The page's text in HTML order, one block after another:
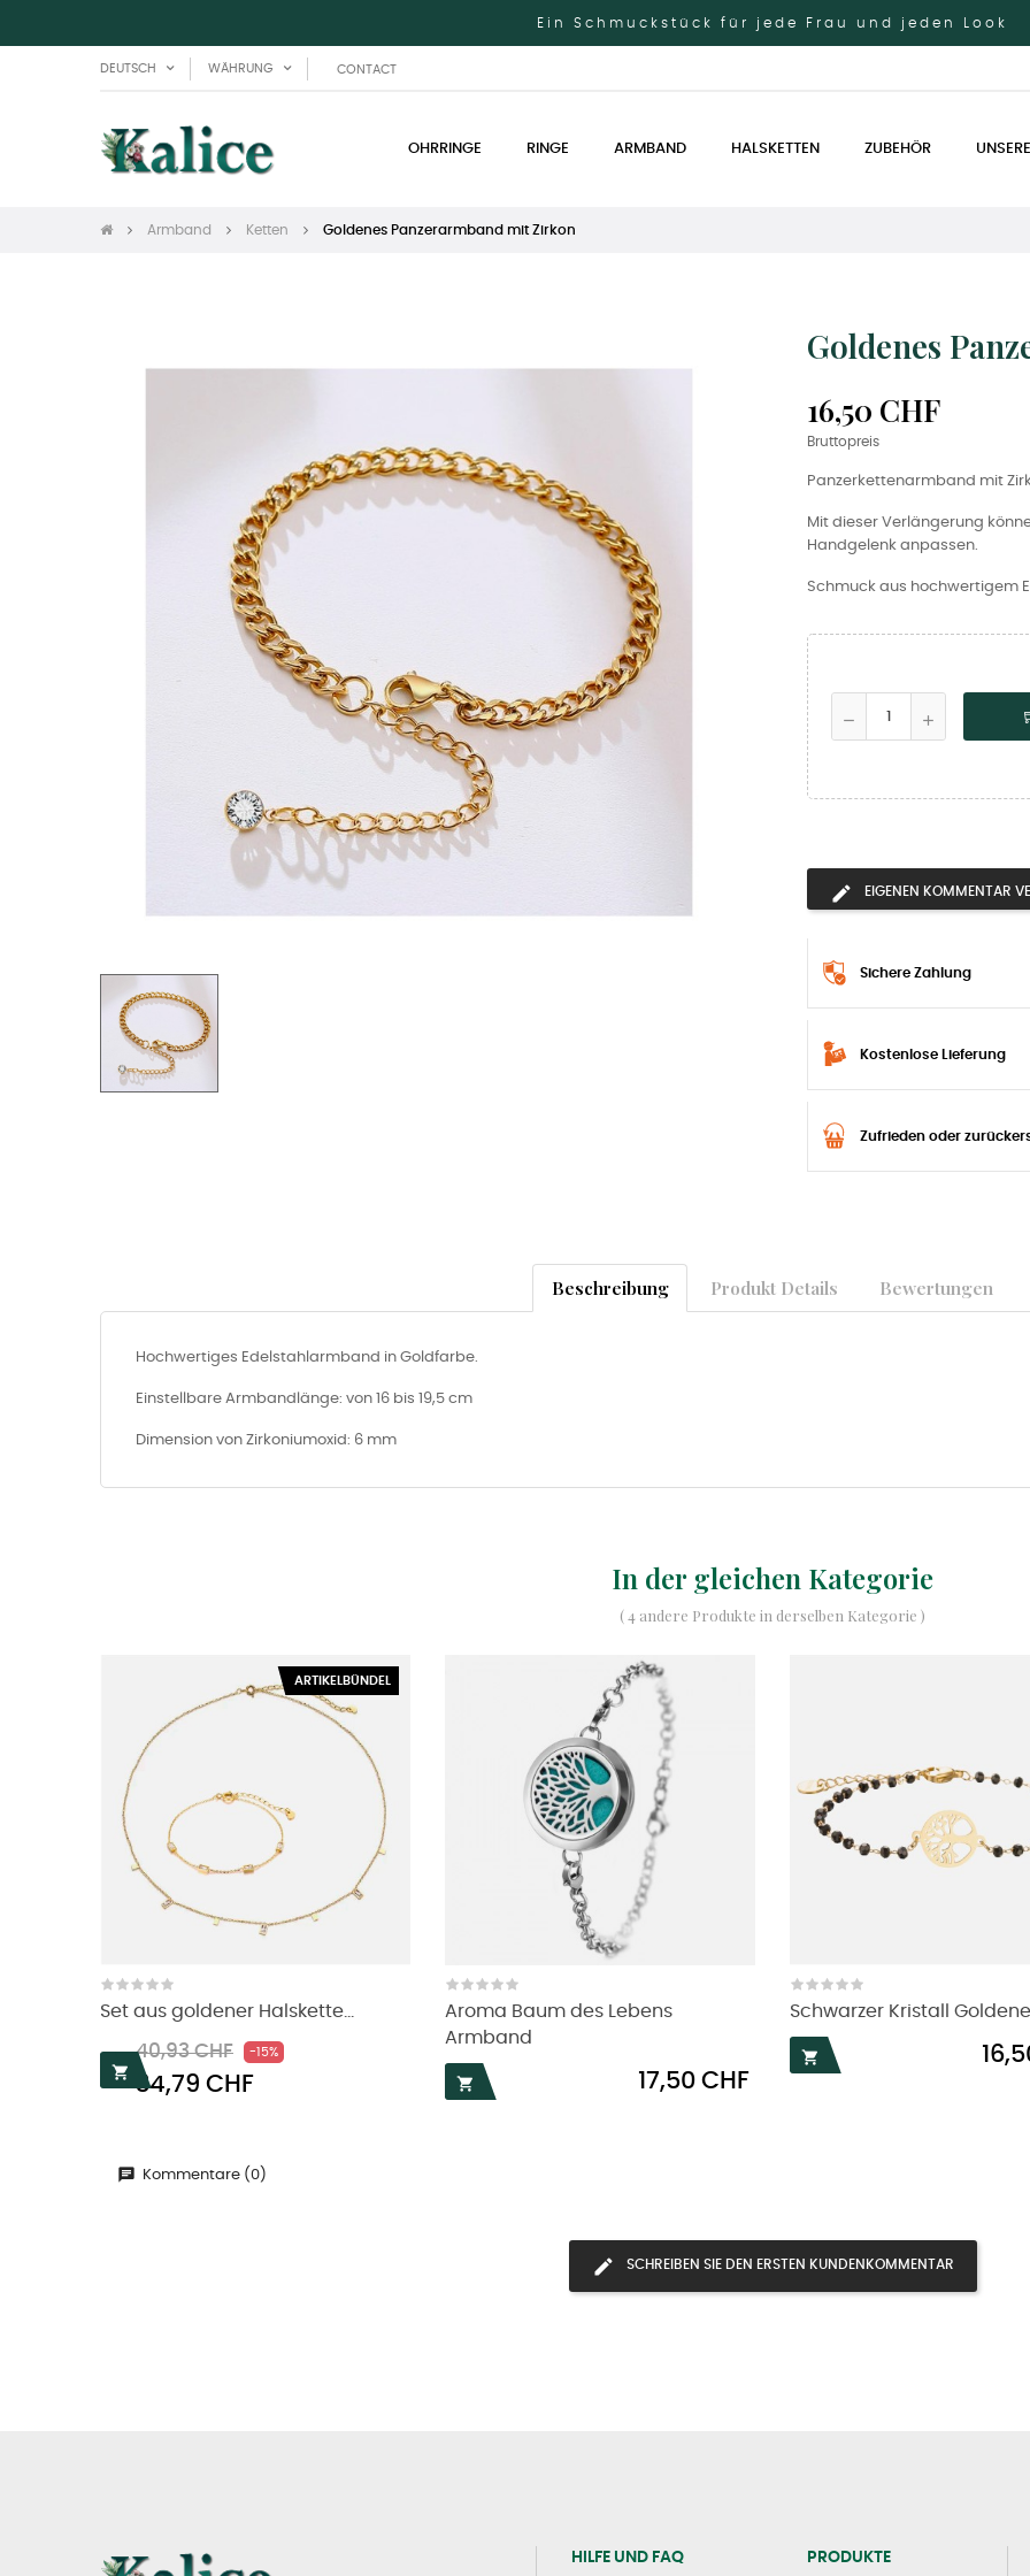
Ein Schmuckstück für jede Frau und jeden Look
DEUTSCH WÄHRUNG CONTACT
OHRRINGE RINGE ARMBAND HALSKETTEN ZUBEHÖR
Armband Ketten Goldenes Panzerarmband mit Zirkon
Goldenes
16,50 CHF
Bruttopreis
Panzerkettenarmband mit
Mit dieser Verlängerung
Handgelenk anpassen.
Schmuck aus hochwertigem
EIGENEN KOMMENTAR
Sichere Zahlung
Kostenlose Lieferung
Zufrieden oder
Beschreibung Produkt Details Bewertungen
Hochwertiges Edelstahlarmband in Goldfarbe.
Einstellbare Armbandlänge: von 16 bis 19,5 cm
Dimension von Zirkoniumoxid: 6 mm
In der gleichen Kategorie
( 4 andere Produkte in derselben Kategorie )
ARTIKELBÜNDEL
Set aus goldener Halskette...

Regulärer
Preis
40,93 CHF -15%
34,79 CHF
Aroma Baum des Lebens
Armband

Preis
17,50 CHF
Schwarzer Kristall

Preis
Kommentare (0)
SCHREIBEN SIE DEN ERSTEN KUNDENKOMMENTAR
HILFE UND FAQ PRODUKTE